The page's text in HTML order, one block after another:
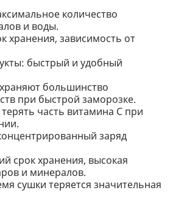
количество
и воды.
хранения, зависимость от
быстрый и удобный
большинство
при быстрой заморозке.
часть витамина С при
заряд
срок хранения, высокая
и минералов.
сушки теряется значительная